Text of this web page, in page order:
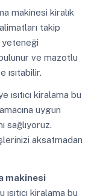
makinesi kiralık
takip
yeteneği
ve mazotlu
ısıtabilir.
ısıtıcı kiralama bu
uygun
sağlıyoruz.
aksatmadan
makinesi
kiralama bu